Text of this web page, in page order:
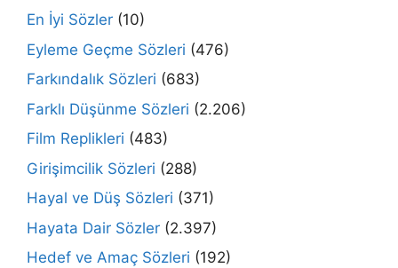
En İyi Sözler (10)
Eyleme Geçme Sözleri (476)
Farkındalık Sözleri (683)
Farklı Düşünme Sözleri (2.206)
Film Replikleri (483)
Girişimcilik Sözleri (288)
Hayal ve Düş Sözleri (371)
Hayata Dair Sözler (2.397)
Hedef ve Amaç Sözleri (192)